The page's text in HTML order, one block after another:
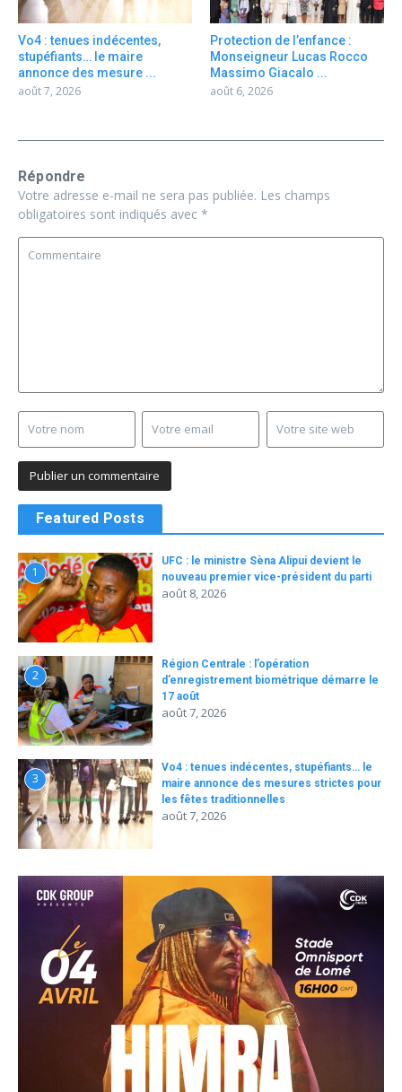
Vo4 : tenues indécentes,
stupéfiants… le maire
annonce des mesure ...
août 7, 2026
Protection de l’enfance :
Monseigneur Lucas Rocco
Massimo Giacalo ...
août 6, 2026
Répondre
Votre adresse e-mail ne sera pas publiée. Les champs
obligatoires sont indiqués avec *
Featured Posts
1
UFC : le ministre Sèna Alipui devient le
nouveau premier vice-président du parti
août 8, 2026
2
Région Centrale : l’opération
d’enregistrement biométrique démarre le
17 août
août 7, 2026
3
Vo4 : tenues indécentes, stupéfiants… le
maire annonce des mesures strictes pour
les fêtes traditionnelles
août 7, 2026